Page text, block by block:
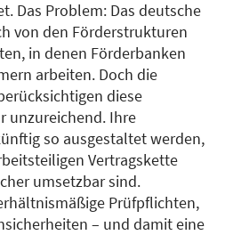
Das Problem: Das deutsche
von den Förderstrukturen
in denen Förderbanken
arbeiten. Doch die
diese
unzureichend. Ihre
so ausgestaltet werden,
Vertragskette
umsetzbar sind.
Prüfpflichten,
– und damit eine